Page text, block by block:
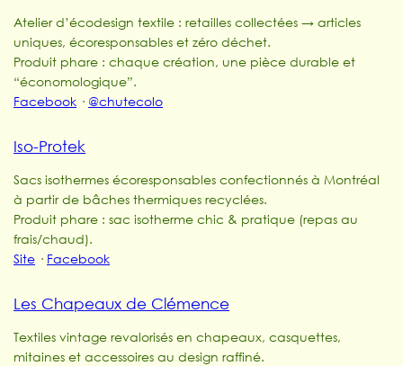
Atelier d’écodesign textile : retailles collectées → articles
uniques, écoresponsables et zéro déchet.
Produit phare : chaque création, une pièce durable et
“économologique”.
Facebook · @chutecolo
Iso-Protek
Sacs isothermes écoresponsables confectionnés à Montréal
à partir de bâches thermiques recyclées.
Produit phare : sac isotherme chic & pratique (repas au
frais/chaud).
Site · Facebook
Les Chapeaux de Clémence
Textiles vintage revalorisés en chapeaux, casquettes,
mitaines et accessoires au design raffiné.